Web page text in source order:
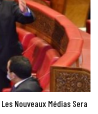
Nouveaux Médias Sera